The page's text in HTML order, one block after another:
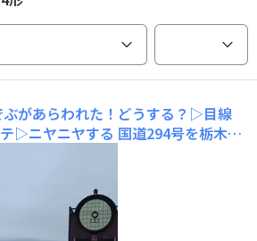
ぶがあらわれた！どうする？▷目線
▷ニヤニヤする 国道294号を栃木県
ューロク館に到着🚙僕たちも来たよ